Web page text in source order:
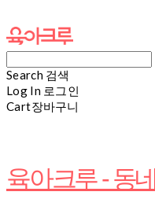
Search 검색
Log In 로그인
Cart장바구니
육아크루 - 동